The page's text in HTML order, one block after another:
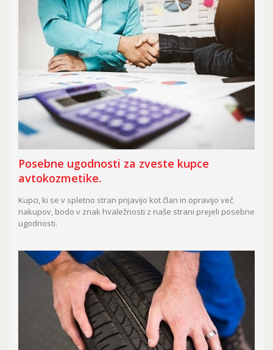
Posebne ugodnosti za zveste kupce
avtokozmetike.
Kupci, ki se v spletno stran prijavijo kot član in opravijo več
nakupov, bodo v znak hvaležnosti z naše strani prejeli posebne
ugodnosti.